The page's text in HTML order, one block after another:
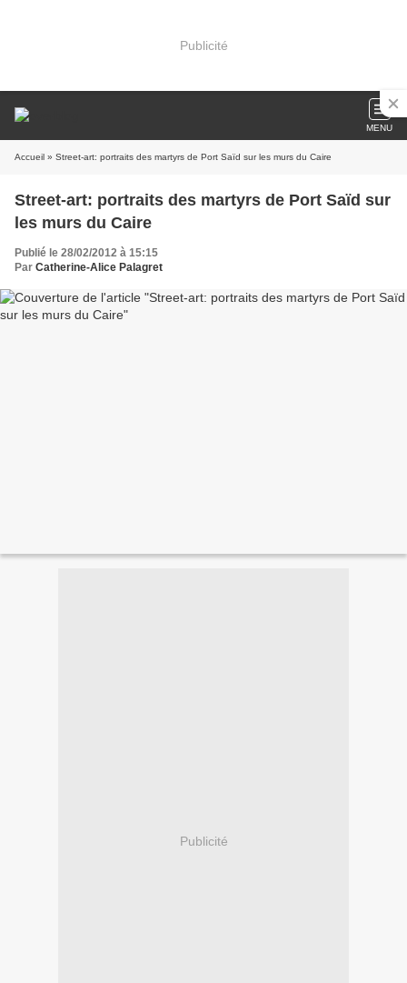
Publicité
MENU
Accueil » Street-art: portraits des martyrs de Port Saïd sur les murs du Caire
Street-art: portraits des martyrs de Port Saïd sur
les murs du Caire
Publié le 28/02/2012 à 15:15
Par Catherine-Alice Palagret
Publicité